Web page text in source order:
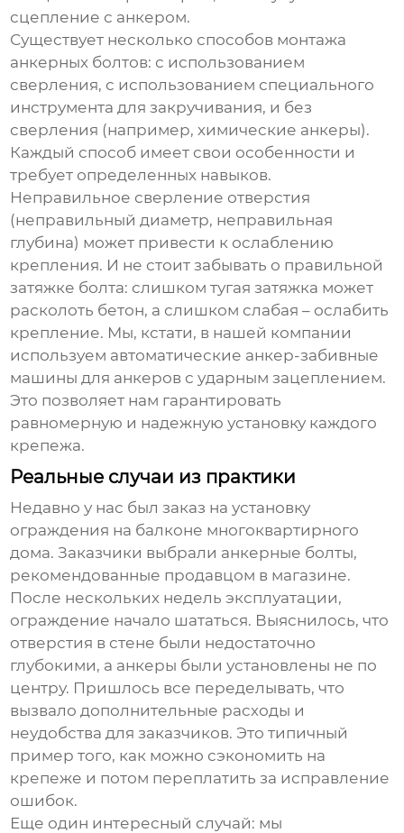
сцепление с анкером.
Существует несколько способов монтажа
анкерных болтов: с использованием
сверления, с использованием специального
инструмента для закручивания, и без
сверления (например, химические анкеры).
Каждый способ имеет свои особенности и
требует определенных навыков.
Неправильное сверление отверстия
(неправильный диаметр, неправильная
глубина) может привести к ослаблению
крепления. И не стоит забывать о правильной
затяжке болта: слишком тугая затяжка может
расколоть бетон, а слишком слабая – ослабить
крепление. Мы, кстати, в нашей компании
используем автоматические анкер-забивные
машины для анкеров с ударным зацеплением.
Это позволяет нам гарантировать
равномерную и надежную установку каждого
крепежа.
Реальные случаи из практики
Недавно у нас был заказ на установку
ограждения на балконе многоквартирного
дома. Заказчики выбрали анкерные болты,
рекомендованные продавцом в магазине.
После нескольких недель эксплуатации,
ограждение начало шататься. Выяснилось, что
отверстия в стене были недостаточно
глубокими, а анкеры были установлены не по
центру. Пришлось все переделывать, что
вызвало дополнительные расходы и
неудобства для заказчиков. Это типичный
пример того, как можно сэкономить на
крепеже и потом переплатить за исправление
ошибок.
Еще один интересный случай: мы